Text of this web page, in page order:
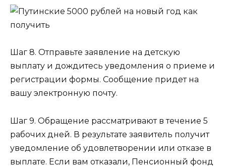
Шаг 8. Отправьте заявление на детскую
выплату и дождитесь уведомления о приеме и
регистрации формы. Сообщение придет на
вашу электронную почту.
Шаг 9. Обращение рассматривают в течение 5
рабочих дней. В результате заявитель получит
уведомление об удовлетворении или отказе в
выплате. Если вам отказали, Пенсионный фонд